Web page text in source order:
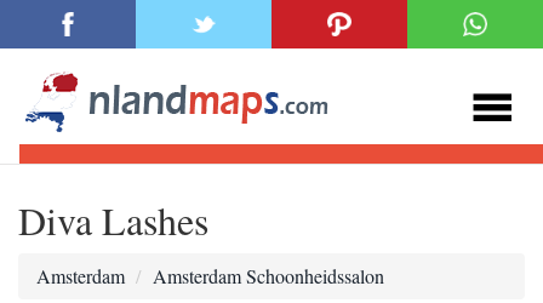
Diva Lashes
Amsterdam Amsterdam Schoonheidssalon